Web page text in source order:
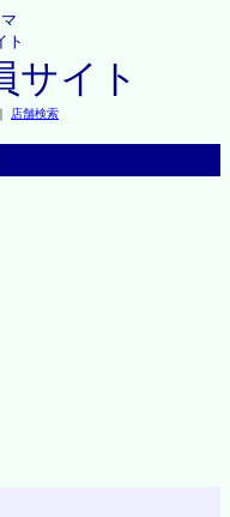
ト
サイト
｜ 店舗検索